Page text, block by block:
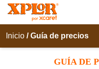
Inicio / Guía de precios
GUÍA DE